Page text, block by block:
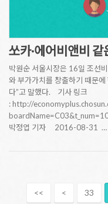
쏘카·에어비앤비
박원순 서울시장은 16일 조선
와 부가가치를 창출하기 때문
다”고 말했다. 기사 링크
: http://
박정엽 기자 2016-08-31 …
<< < 33